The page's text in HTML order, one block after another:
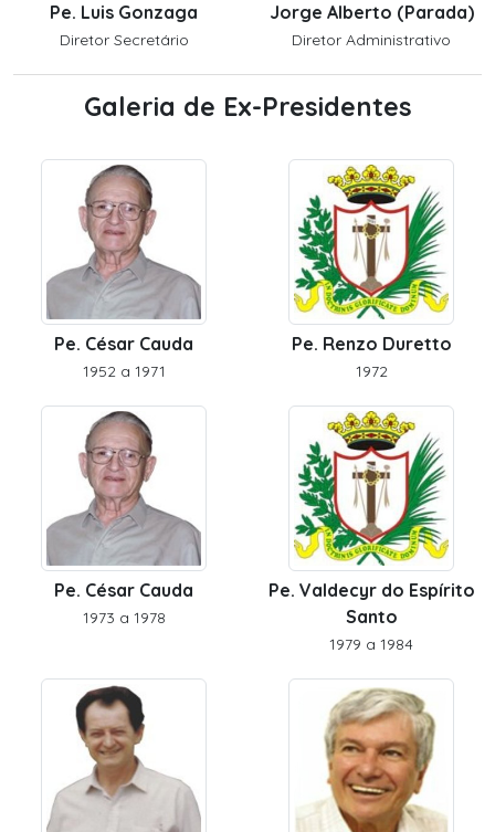
Pe. Luis Gonzaga
Diretor Secretário
Jorge Alberto (Parada)
Diretor Administrativo
Galeria de Ex-Presidentes
Pe. César Cauda
1952 a 1971
Pe. Renzo Duretto
1972
Pe. César Cauda
1973 a 1978
Pe. Valdecyr do Espírito
Santo
1979 a 1984